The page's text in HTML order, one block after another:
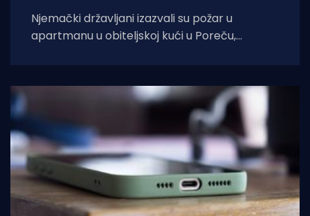
Njemački državljani izazvali su požar u
apartmanu u obiteljskoj kući u Poreču,